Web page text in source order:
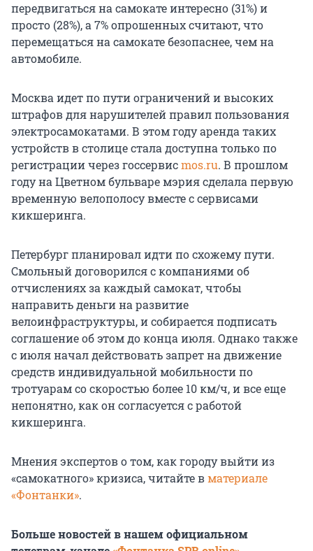
передвигаться на самокате интересно (31%) и
просто (28%), а 7% опрошенных считают, что
перемещаться на самокате безопаснее, чем на
автомобиле.
Москва идет по пути ограничений и высоких
штрафов для нарушителей правил пользования
электросамокатами. В этом году аренда таких
устройств в столице стала доступна только по
регистрации через госсервисmos.ru. В прошлом
году на Цветном бульваре мэрия сделала первую
временную велополосу вместе с сервисами
кикшеринга.
Петербург планировал идти по схожему пути.
Смольный договорился с компаниями об
отчислениях за каждый самокат, чтобы
направить деньги на развитие
велоинфраструктуры, и собирается подписать
соглашение об этом до конца июля. Однако также
с июля начал действовать запрет на движение
средств индивидуальной мобильности по
тротуарам со скоростью более 10 км/ч, и все еще
непонятно, как он согласуется с работой
кикшеринга.
Мнения экспертов о том, как городу выйти из
«самокатного» кризиса, читайте вматериале
«Фонтанки».
Больше новостей в нашем официальном